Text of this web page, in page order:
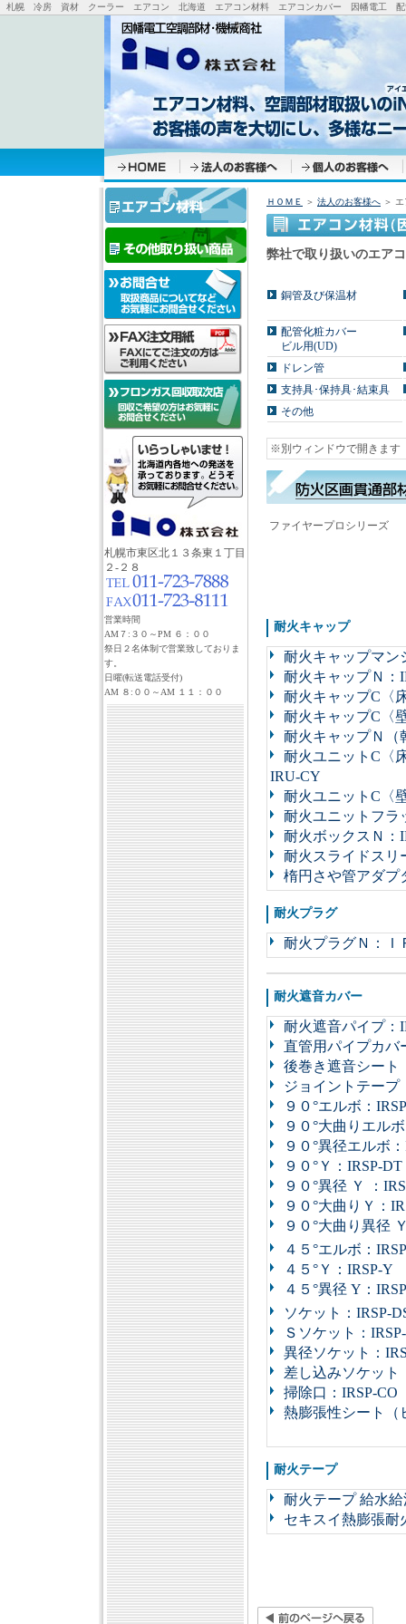
札幌 冷房 資材 クーラー エアコン 北海道 エアコン材料 エアコンカバー 因幡電工
札幌市東区北１３条東１丁目
２-２８
営業時間
AM７:３０～PM ６：００
祭日２名体制で営業致しておりま
す。
日曜(転送電話受付)
AM ８:００～AM １１：００
ＨＯＭＥ ＞ 法人のお客様へ ＞
弊社で取り扱いのエア
銅管及び保温材
配管化粧カバー
ビル用(UD)
ドレン管
支持具･保持具･結束具
その他
※別ウィンドウで開きます
ファイヤープロシリーズ
耐火キャップ
耐火キャップマン
耐火キャップＮ：
耐火キャップC〈
耐火キャップC〈
耐火キャップＮ（
耐火ユニットC〈
IRU-CY
耐火ユニットC〈
耐火ユニットフラ
耐火ボックスＮ：
耐火スライドスリ
楕円さや管アダプ
耐火プラグ
耐火プラグＮ：Ｉ
耐火遮音カバー
耐火遮音パイプ：
直管用パイプカバ
後巻き遮音シート
ジョイントテープ
９０°エルボ：
９０°大曲りエル
９０°異径エルボ
９０°Ｙ：IRSP-DT
９０°異径 Ｙ ：
９０°大曲りＹ：
９０°大曲り異径
４５°エルボ：
４５°Ｙ：IRSP-Y
４５°異径 Y：
ソケット：IRSP-
Ｓソケット：
異径ソケット：
差し込みソケット
掃除口：IRSP-CO
熱膨張性シート（
耐火テープ
耐火テープ 給水
セキスイ熱膨張